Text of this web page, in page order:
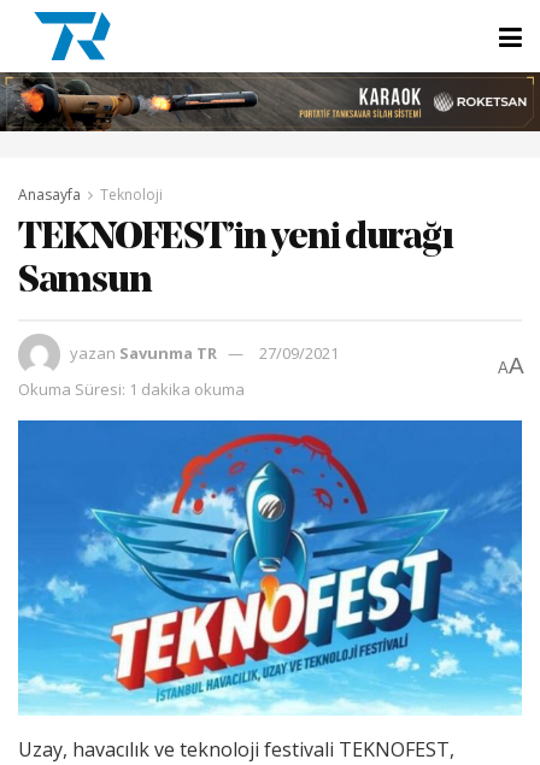
Anasayfa Teknoloji
TEKNOFEST’in yeni durağı
Samsun
yazan Savunma TR
27/09/2021
Okuma Süresi: 1 dakika okuma
AA
Uzay, havacılık ve teknoloji festivali TEKNOFEST,